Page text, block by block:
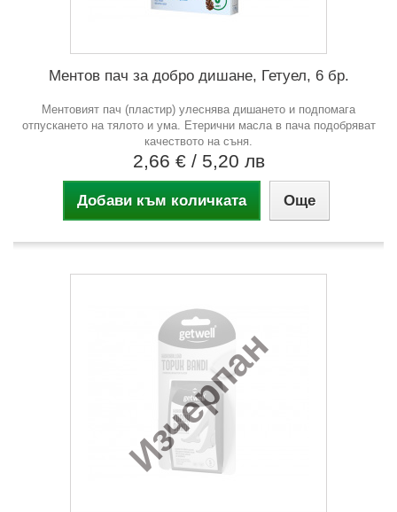
Ментов пач за добро дишане, Гетуел, 6 бр.
Ментовият пач (пластир) улеснява дишането и подпомага
отпускането на тялото и ума. Етерични масла в пача подобряват
качеството на съня.
2,66 € / 5,20 лв
Добави към количката Още
Изчерпан